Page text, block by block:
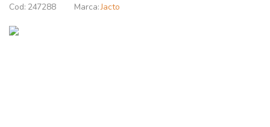
247288 Jacto